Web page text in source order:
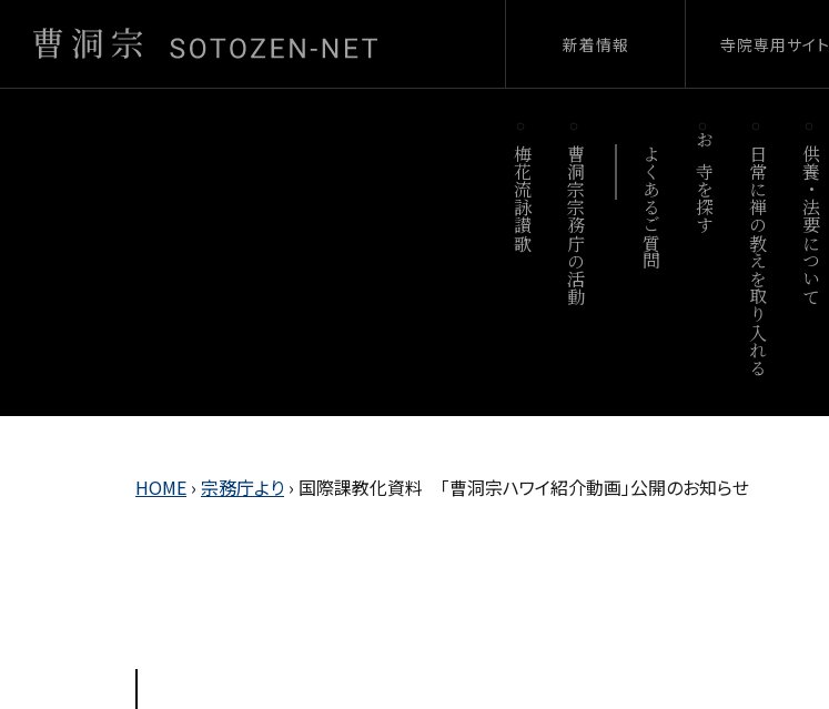
新着情報 寺院専用サイト
梅花流詠讃歌 曹洞宗宗務庁の活動 よくあるご質問 お寺を探す 日常に禅の教えを取り入れる 供養・法要について
HOME › 宗務庁より › 国際課教化資料 「曹洞宗ハワイ紹介動画」公開のお知らせ